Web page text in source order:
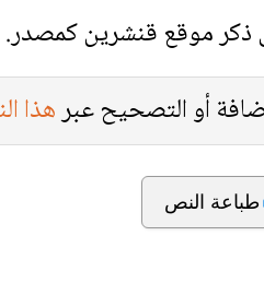
ذكر موقع قنشرين كمصدر.
أو التصحيح عبرهذا
طباعة النص